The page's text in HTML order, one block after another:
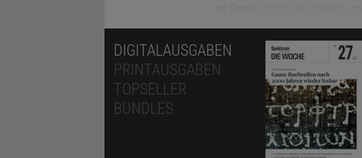
38 Grad. Nur gut zwei
Thermometer durchaus die
trocken: In München etwa fällt
Und dennoch fanden der
ausgerechnet hier, unweit
Nordmeerküste entfernt, 32
diese Jäger und Sammler
DIGITALAUSGABEN
PRINTAUSGABEN
TOPSELLER
BUNDLES